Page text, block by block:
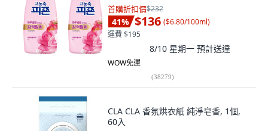
首購折扣價$232
41% $136 ($6.80/100ml)
運費 $195
8/10 星期一 預計送達
WOW免運
(38279)
CLA CLA 香氛烘衣紙 純淨皂香, 1個,
60入